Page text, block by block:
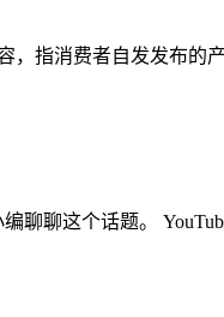
，指消费者自发发布
聊聊这个话题。